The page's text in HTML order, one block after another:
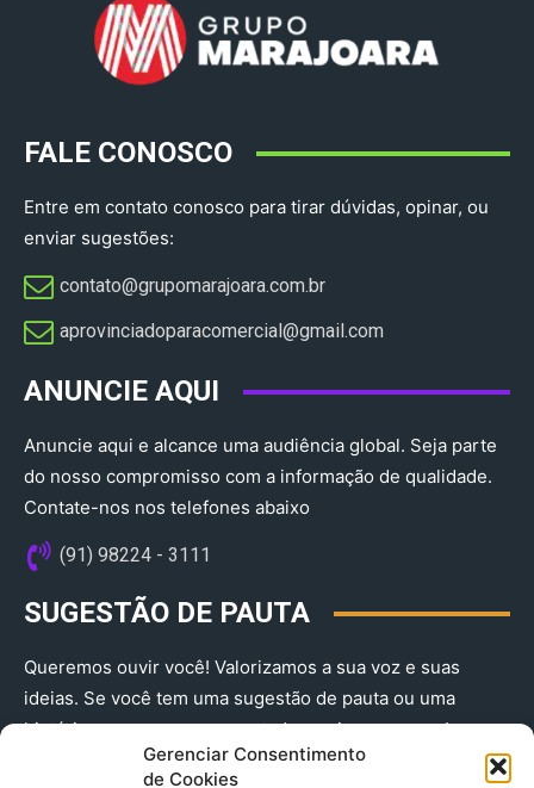
Gerenciar Consentimento
de Cookies
FALE CONOSCO
Entre em contato conosco para tirar dúvidas, opinar, ou
enviar sugestões:
contato@grupomarajoara.com.br
aprovinciadoparacomercial@gmail.com​
ANUNCIE AQUI
Anuncie aqui e alcance uma audiência global. Seja parte
do nosso compromisso com a informação de qualidade.
Contate-nos nos telefones abaixo
(91) 98224 - 3111
SUGESTÃO DE PAUTA
Queremos ouvir você! Valorizamos a sua voz e suas
ideias. Se você tem uma sugestão de pauta ou uma
história que merece ser contada, envie-nos agora!
(91) 98224 - 3111